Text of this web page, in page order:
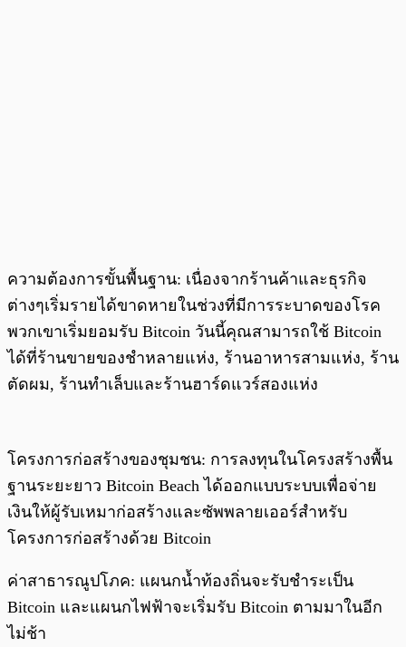
ความต้องการขั้นพื้นฐาน: เนื่องจากร้านค้าและธุรกิจ
ต่างๆเริ่มรายได้ขาดหายในช่วงที่มีการระบาดของโรค
พวกเขาเริ่มยอมรับ Bitcoin วันนี้คุณสามารถใช้ Bitcoin
ได้ที่ร้านขายของชำหลายแห่ง, ร้านอาหารสามแห่ง, ร้าน
ตัดผม, ร้านทำเล็บและร้านฮาร์ดแวร์สองแห่ง
โครงการก่อสร้างของชุมชน: การลงทุนในโครงสร้างพื้น
ฐานระยะยาว Bitcoin Beach ได้ออกแบบระบบเพื่อจ่าย
เงินให้ผู้รับเหมาก่อสร้างและซัพพลายเออร์สำหรับ
โครงการก่อสร้างด้วย Bitcoin
ค่าสาธารณูปโภค: แผนกน้ำท้องถิ่นจะรับชำระเป็น
Bitcoin และแผนกไฟฟ้าจะเริ่มรับ Bitcoin ตามมาในอีก
ไม่ช้า